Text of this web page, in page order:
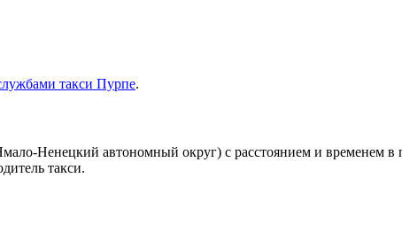
такси Пурпе.
Ненецкий автономный округ) с расстоянием и временем
такси.